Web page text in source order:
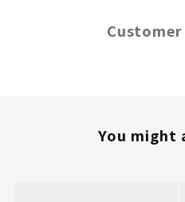
You might